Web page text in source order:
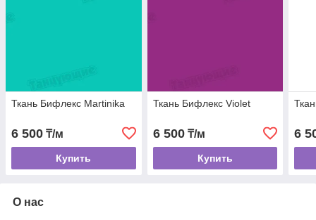
Ткань Бифлекс Martinika
6 500 ₸/м
Купить
Ткань Бифлекс Violet
6 500₸/м
Купить
6
О нас